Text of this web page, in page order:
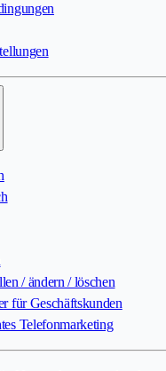
/ ändern / löschen
für Geschäftskunden
Telefonmarketing